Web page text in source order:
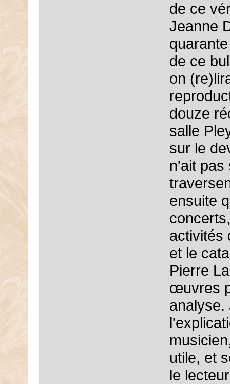
de ce
Jeanne
de ce
on
douze
salle
sur le
n'ait pas
ensuite
activités
et le
Pierre
œuvres
analyse.
utile, et
le